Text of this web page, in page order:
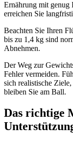
Ernährung mit genug
erreichen Sie
Beachten Sie Ihren
bis zu 1,4 kg sind
Abnehmen.
Der Weg zur
Fehler vermeiden.
sich realistische
bleiben Sie am Ball.
Das richtige